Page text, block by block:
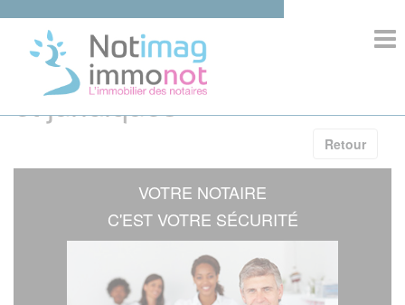
ACCUEIL
Informations immobilières
et juridiques
Retour
VOTRE NOTAIRE
C'EST VOTRE SÉCURITÉ